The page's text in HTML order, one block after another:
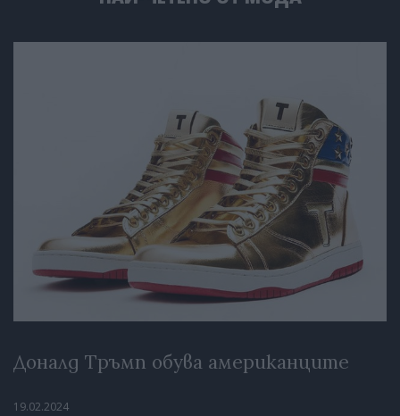
Доналд Тръмп обува американците
19.02.2024